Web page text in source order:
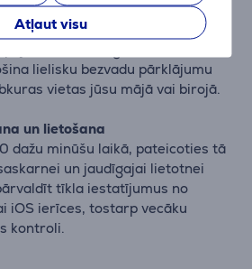
Atļaut visu
antenām, kas apvienotas ar
antenu tehnoloģiju, varat iegūt
lielisku bezvadu pārklājumu
vietas jūsu mājā vai birojā.
un lietošana
dažu minūšu laikā, pateicoties tā
un jaudīgajai lietotnei
tīkla iestatījumus no
iOS ierīces, tostarp vecāku
kontroli.